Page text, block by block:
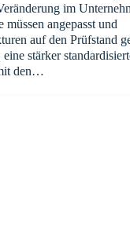
im
müssen angepasst und
auf den Prüfstand
stärker
den…